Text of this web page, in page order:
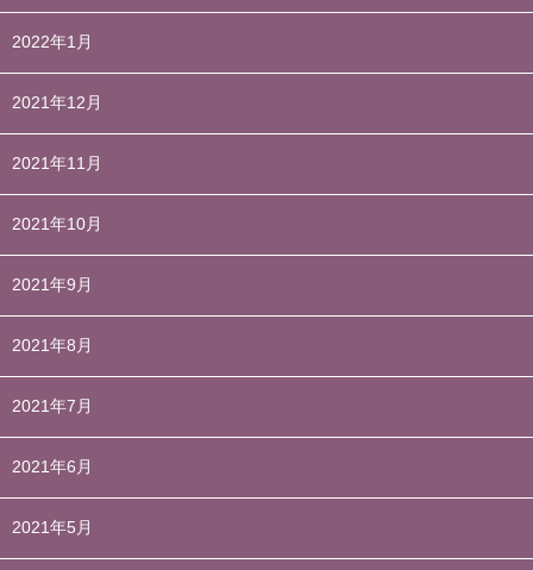
2022年1月
2021年12月
2021年11月
2021年10月
2021年9月
2021年8月
2021年7月
2021年6月
2021年5月